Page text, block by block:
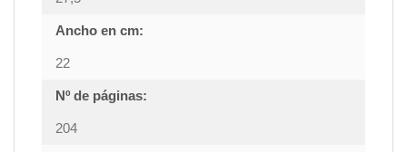
Ancho en cm:
22
Nº de páginas:
204